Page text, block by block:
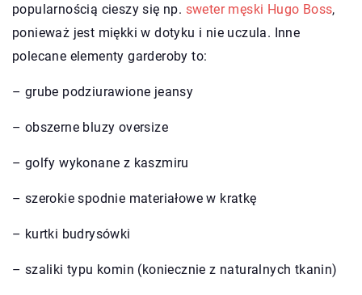
popularnością cieszy się np. sweter męski Hugo Boss,
ponieważ jest miękki w dotyku i nie uczula. Inne
polecane elementy garderoby to:
– grube podziurawione jeansy
– obszerne bluzy oversize
– golfy wykonane z kaszmiru
– szerokie spodnie materiałowe w kratkę
– kurtki budrysówki
– szaliki typu komin (koniecznie z naturalnych tkanin)